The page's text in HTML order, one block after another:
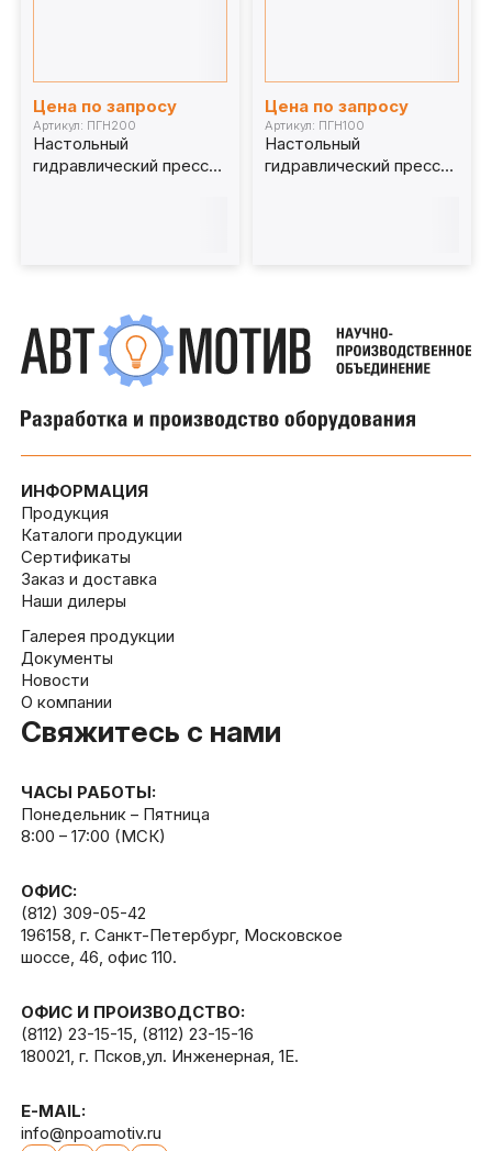
Цена по запросу
Артикул: ПГН200
Настольный
гидравлический пресс
Цена по запросу
Артикул: ПГН100
Настольный
гидравлический пресс
ИНФОРМАЦИЯ
Продукция
Каталоги продукции
Сертификаты
Заказ и доставка
Наши дилеры
Галерея продукции
Документы
Новости
О компании
Свяжитесь с нами
ЧАСЫ РАБОТЫ:
Понедельник – Пятница
8:00 – 17:00 (МСК)
ОФИС:
(812) 309-05-42
196158, г. Санкт-Петербург, Московское
шоссе, 46, офис 110.
ОФИС И ПРОИЗВОДСТВО:
(8112) 23-15-15, (8112) 23-15-16
180021, г. Псков,ул. Инженерная, 1Е.
E-MAIL:
info@npoamotiv.ru